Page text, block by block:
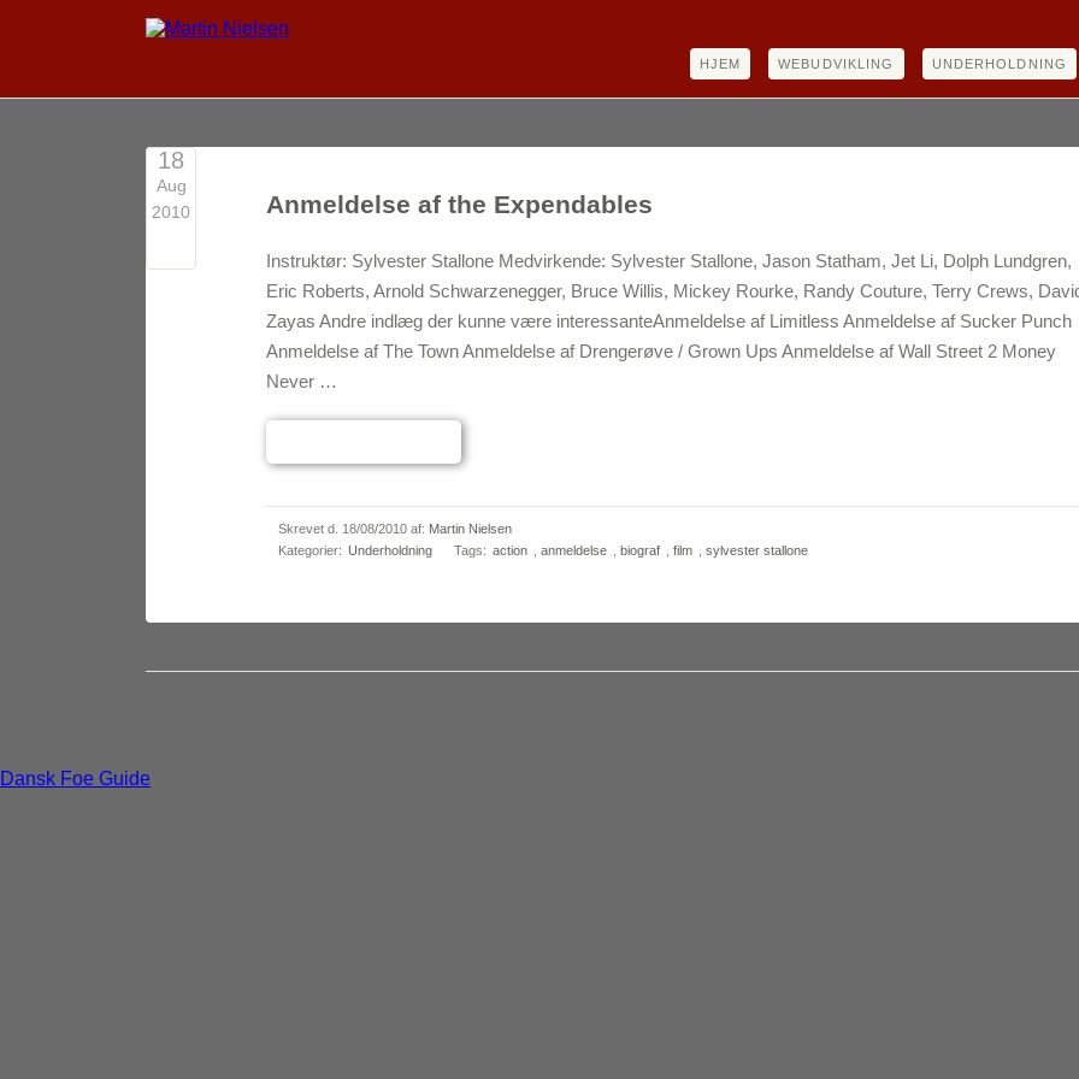
HJEM WEBUDVIKLING UNDERHOLDNING
18
Aug
2010
Anmeldelse af the Expendables
Instruktør: Sylvester Stallone Medvirkende: Sylvester Stallone, Jason Statham, Jet Li, Dolph Lundgren,
Eric Roberts, Arnold Schwarzenegger, Bruce Willis, Mickey Rourke, Randy Couture, Terry Crews,
Zayas Andre indlæg der kunne være interessanteAnmeldelse af Limitless Anmeldelse af Sucker Punch
Anmeldelse af The Town Anmeldelse af Drengerøve / Grown Ups Anmeldelse af Wall Street 2 Money
Never …
Skrevet d. 18/08/2010 af: Martin Nielsen
Kategorier: Underholdning Tags: action anmeldelse biograf film sylvester stallone
Dansk Foe Guide